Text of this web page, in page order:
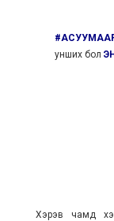
унших бол
Хэрэв чамд